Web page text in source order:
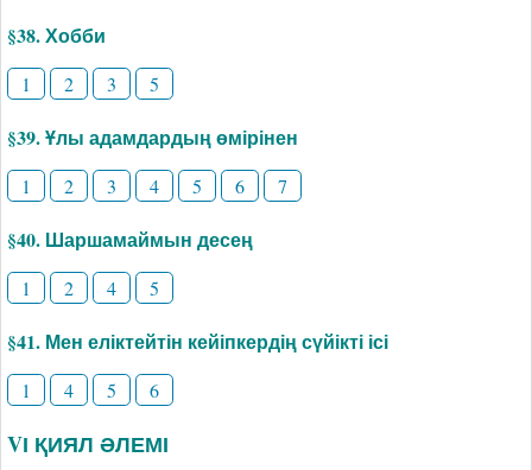
§38. Хобби
1 2 3 5
§39. Ұлы адамдардың өмірінен
1 2 3 4 5 6 7
§40. Шаршамаймын десең
1 2 4 5
§41. Мен еліктейтін кейіпкердің сүйікті ісі
1 4 5 6
VІ ҚИЯЛ ӘЛЕМІ